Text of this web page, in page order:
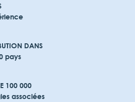
DANS
pays
100 000
associées